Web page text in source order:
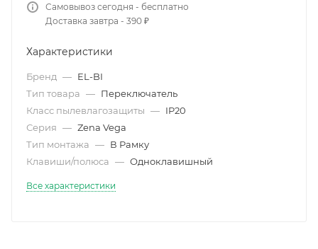
Самовывоз сегодня - бесплатно
Доставка завтра - 390 ₽
Характеристики
Бренд — EL-BI
Тип товара — Переключатель
Класс пылевлагозащиты — IP20
Серия — Zena Vega
Тип монтажа — В Рамку
Клавиши/полюса — Одноклавишный
Все характеристики